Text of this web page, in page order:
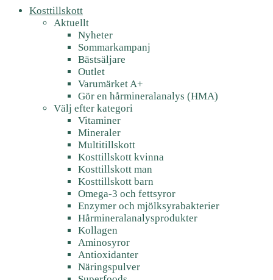
Kosttillskott
Aktuellt
Nyheter
Sommarkampanj
Bästsäljare
Outlet
Varumärket A+
Gör en hårmineralanalys (HMA)
Välj efter kategori
Vitaminer
Mineraler
Multitillskott
Kosttillskott kvinna
Kosttillskott man
Kosttillskott barn
Omega-3 och fettsyror
Enzymer och mjölksyrabakterier
Hårmineralanalysprodukter
Kollagen
Aminosyror
Antioxidanter
Näringspulver